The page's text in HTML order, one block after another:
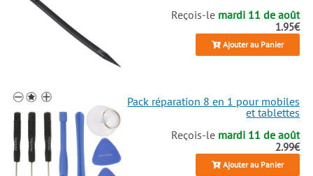
Reçois-le mardi 11 de août
1.95€
Ajouter au Panier
Pack réparation 8 en 1 pour mobiles
et tablettes
Reçois-le mardi 11 de août
2.99€
Ajouter au Panier